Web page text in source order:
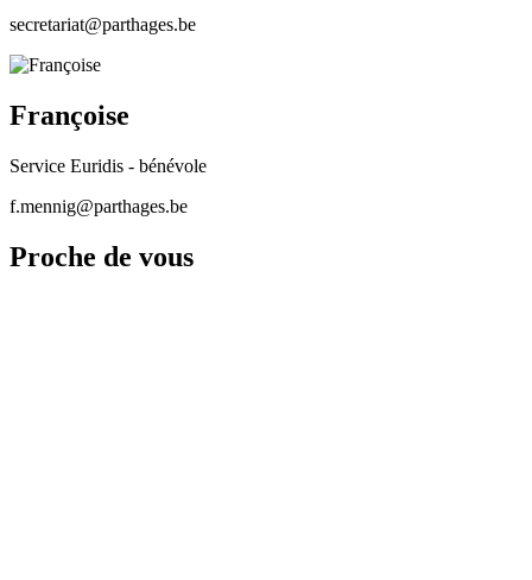
secretariat@parthages.be
Françoise
Service Euridis - bénévole
f.mennig@parthages.be
Proche de vous